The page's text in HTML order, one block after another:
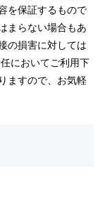
を保証するもので
まらない場合もあ
の損害に対しては
においてご利用下
ますので、お気軽